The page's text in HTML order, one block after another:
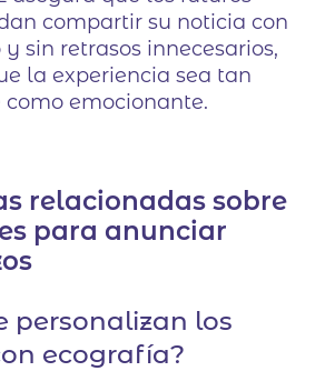
compartir su noticia con
sin retrasos innecesarios,
la experiencia sea tan
emocionante.
relacionadas sobre
para anunciar
personalizan los
ecografía?